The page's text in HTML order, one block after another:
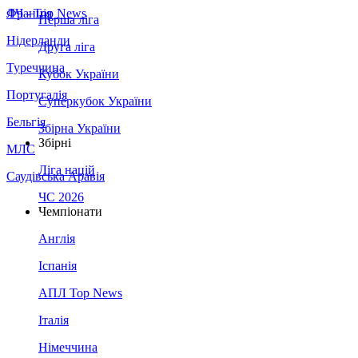
Франція
Нідерланди
Туреччина
Португалія
Бельгія
МЛС
Саудівська Аравія
ЛЧ - Top News
Перша ліга
Друга ліга
Кубок України
Суперкубок України
Збірна України
Збірні
Ліга націй
ЧС 2026
Чемпіонати
Англія
Іспанія
АПЛ Top News
Італія
Німеччина